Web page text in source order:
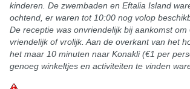
kinderen. De zwembaden en Eftalia Island
ochtend, er waren tot 10:00 nog volop
De receptie was onvriendelijk bij aankomst
vriendelijk of vrolijk. Aan de overkant van het
het maar 10 minuten naar Konakli (€1 per
genoeg winkeltjes en activiteiten te vinden